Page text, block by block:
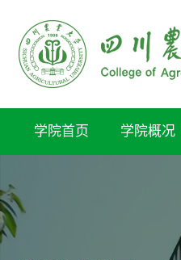
学院首页 学院概况